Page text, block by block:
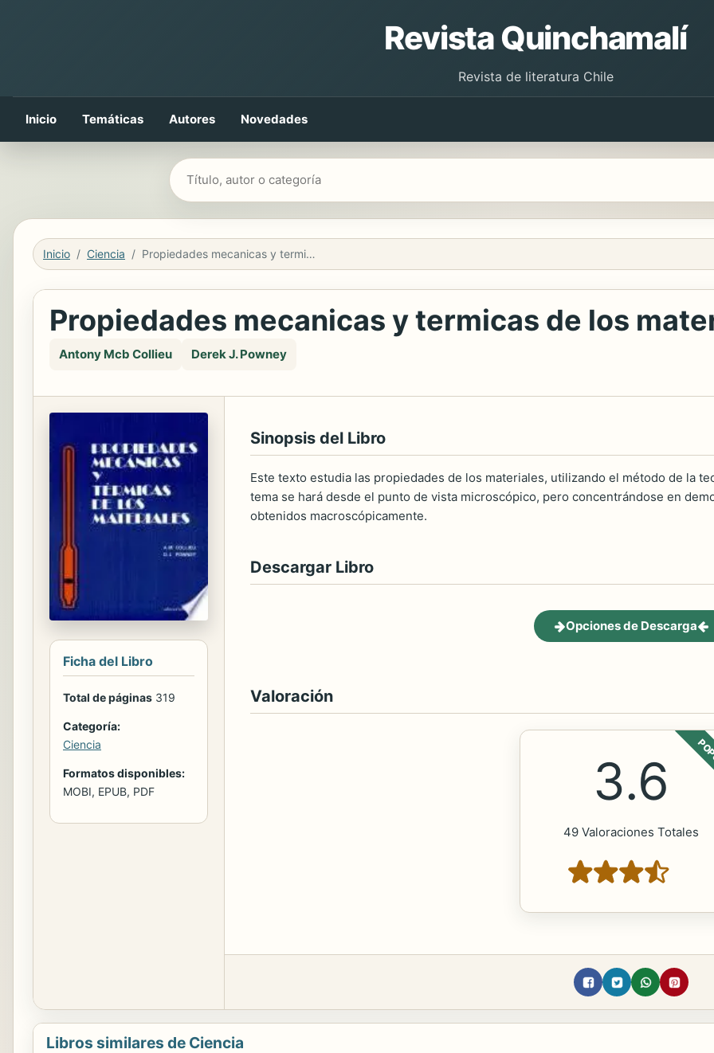
Revista Quinchamalí
Revista de literatura Chile
Inicio Temáticas Autores Novedades
Buscar libros
Inicio Ciencia Propiedades mecanicas y termicas de los materiales
Propiedades mecanicas y termicas de los
Antony Mcb Collieu Derek J. Powney
Ficha del Libro
Total de páginas 319
Categoría:
Ciencia
Formatos disponibles:
MOBI, EPUB, PDF
Sinopsis del Libro
Este texto estudia las propiedades de los materiales, utilizando el método de la
tema se hará desde el punto de vista microscópico, pero concentrándose en
obtenidos macroscópicamente.
Descargar Libro
Opciones de Descarga
Valoración
3.6
49 Valoraciones Totales
Libros similares de Ciencia